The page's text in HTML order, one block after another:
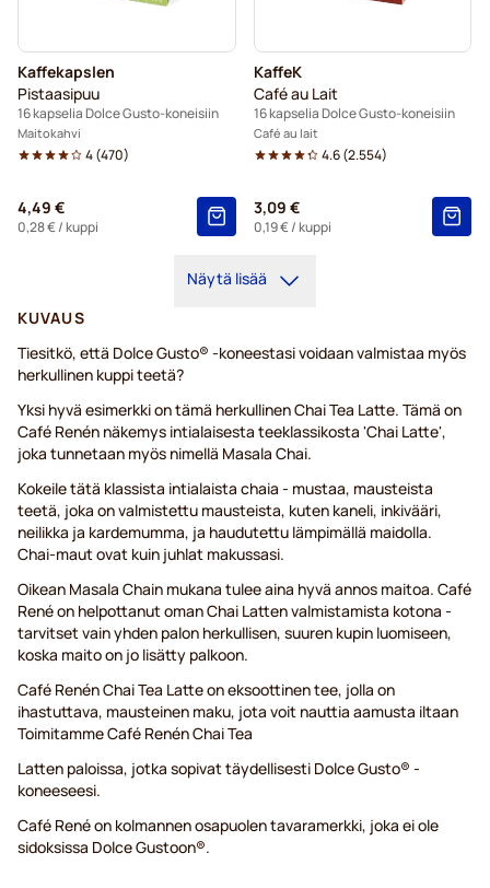
Kaffekapslen
Pistaasipuu
16 kapselia Dolce Gusto-koneisiin
Maitokahvi
4(470)
4,49 €
0,28 €/ kuppi
KaffeK
Café au Lait
16 kapselia Dolce Gusto-koneisiin
Café au lait
4.6(2.554)
3,09 €
0,19 €/ kuppi
Näytä lisää
KUVAUS
Tiesitkö, että Dolce Gusto® -koneestasi voidaan valmistaa myös
herkullinen kuppi teetä?
Yksi hyvä esimerkki on tämä herkullinen Chai Tea Latte. Tämä on
Café Renén näkemys intialaisesta teeklassikosta 'Chai Latte',
joka tunnetaan myös nimellä Masala Chai.
Kokeile tätä klassista intialaista chaia - mustaa, mausteista
teetä, joka on valmistettu mausteista, kuten kaneli, inkivääri,
neilikka ja kardemumma, ja haudutettu lämpimällä maidolla.
Chai-maut ovat kuin juhlat makussasi.
Oikean Masala Chain mukana tulee aina hyvä annos maitoa. Café
René on helpottanut oman Chai Latten valmistamista kotona -
tarvitset vain yhden palon herkullisen, suuren kupin luomiseen,
koska maito on jo lisätty palkoon.
Café Renén Chai Tea Latte on eksoottinen tee, jolla on
ihastuttava, mausteinen maku, jota voit nauttia aamusta iltaan
Toimitamme Café Renén Chai Tea
Latten paloissa, jotka sopivat täydellisesti Dolce Gusto® -
koneeseesi.
Café René on kolmannen osapuolen tavaramerkki, joka ei ole
sidoksissa Dolce Gustoon®.